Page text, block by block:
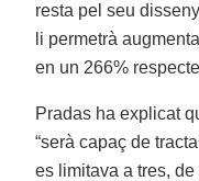
resta pel seu
li permetrà
en un 266%
Pradas ha explicat
“serà capaç de
es limitava a tres,